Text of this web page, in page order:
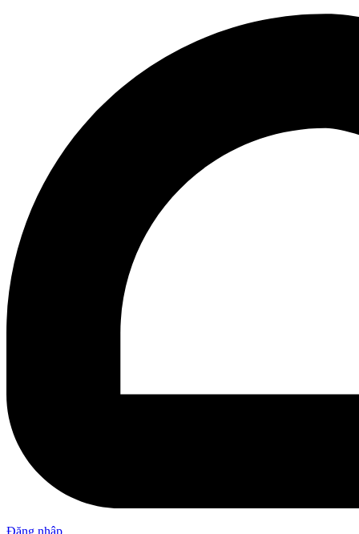
Đăng nhập